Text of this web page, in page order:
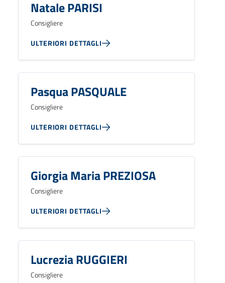
Natale PARISI
Consigliere
ULTERIORI DETTAGLI
Pasqua PASQUALE
Consigliere
ULTERIORI DETTAGLI
Giorgia Maria PREZIOSA
Consigliere
ULTERIORI DETTAGLI
Lucrezia RUGGIERI
Consigliere